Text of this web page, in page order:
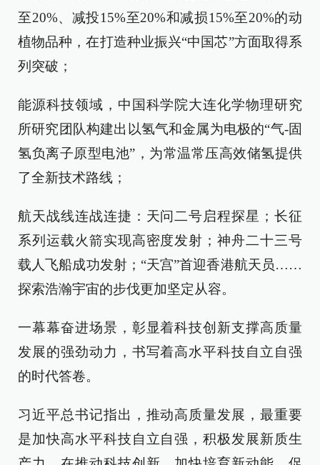
至20%、减投15%至20%和减损15%至20%的动
植物品种，在打造种业振兴“中国芯”方面取得系
列突破；
能源科技领域，中国科学院大连化学物理研究
所研究团队构建出以氢气和金属为电极的“气-固
氢负离子原型电池”，为常温常压高效储氢提供
了全新技术路线；
航天战线连战连捷：天问二号启程探星；长征
系列运载火箭实现高密度发射；神舟二十三号
载人飞船成功发射；“天宫”首迎香港航天员……
探索浩瀚宇宙的步伐更加坚定从容。
一幕幕奋进场景，彰显着科技创新支撑高质量
发展的强劲动力，书写着高水平科技自立自强
的时代答卷。
习近平总书记指出，推动高质量发展，最重要
是加快高水平科技自立自强，积极发展新质生